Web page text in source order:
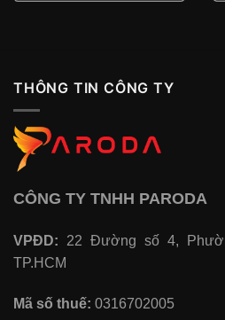
THÔNG TIN CÔNG TY
CÔNG TY TNHH PARODA
VPĐD: 22 Đường số 4,
TP.HCM
Mã số thuế: 0316702005